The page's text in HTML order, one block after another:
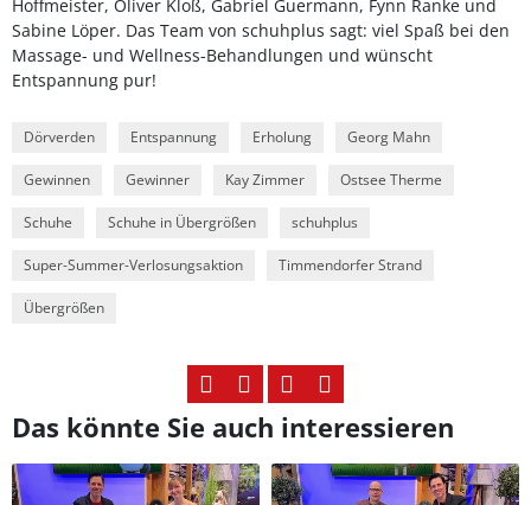
Hoffmeister, Oliver Kloß, Gabriel Guermann, Fynn Ranke und
Sabine Löper. Das Team von schuhplus sagt: viel Spaß bei den
Massage- und Wellness-Behandlungen und wünscht
Entspannung pur!
Dörverden Entspannung Erholung Georg Mahn
Gewinnen Gewinner Kay Zimmer Ostsee Therme
Schuhe Schuhe in Übergrößen schuhplus
Super-Summer-Verlosungsaktion Timmendorfer Strand
Übergrößen
Das könnte Sie auch interessieren